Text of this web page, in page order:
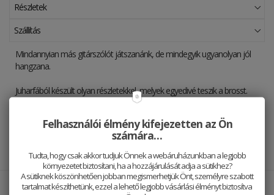
Részletek
Szállítás
Mindannyian más gitárszólót játszanánk, de mindegyik ugyanolyan jól
hangzana.
Juharfából készült olyan részletekkel, melyek egyedivé teszik a brosst.
Mutasd meg a világnak, hogy milyen szerepet játszik a zene az
Csak természetes anyagokkal dolgozunk és minden darab egyedi. A
termékfotó illusztráció.
Felhasználói élmény kifejezetten az Ön
számára…
Tudta, hogy csak akkor tudjuk Önnek a webáruházunkban a legjobb
környezetet biztosítani, ha a hozzájárulását adja a sütikhez?
A sütiknek köszönhetően jobban megismerhetjük Önt, személyre szabott
tartalmat készíthetünk, ezzel a lehető legjobb vásárlási élményt biztosítva